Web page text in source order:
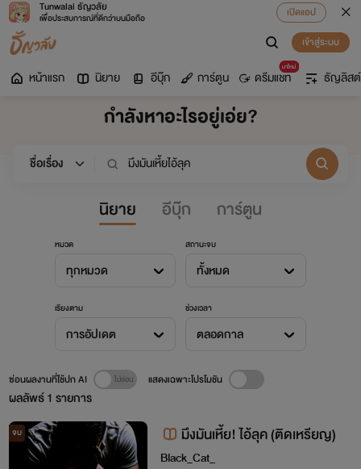
Tunwalai ธัญวลัย
เพื่อประสบการณ์ที่ดีกว่าบนมือถือ
เปิดแอป
เข้าสู่ระบบ
หน้าแรก นิยาย อีบุ๊ก การ์ตูน
มาใหม่
ดรีมแชท ธัญลิสต์
กำลังหาอะไรอยู่เอ่ย?
นิยาย อีบุ๊ก การ์ตูน
หมวด
ทุกหมวด
สถานะจบ
ทั้งหมด
เรียงตาม
การอัปเดต
ช่วงเวลา
ตลอดกาล
ผลลัพธ์1 รายการ
ซ่อนผลงานที่ใช้ปก AI แสดงเฉพาะโปรโมชัน
จบ มึงมันเหี้ย! ไอ้ลุค (ติดเหรียญ)
Black_Cat_